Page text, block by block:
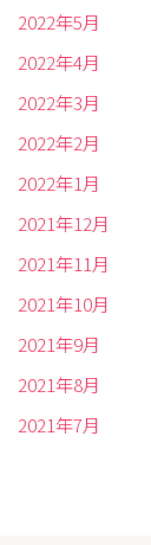
2022年5月
2022年4月
2022年3月
2022年2月
2022年1月
2021年12月
2021年11月
2021年10月
2021年9月
2021年8月
2021年7月